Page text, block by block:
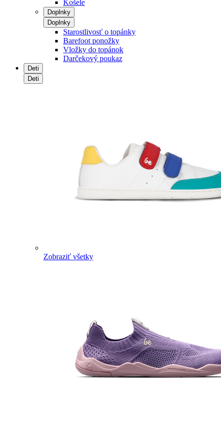
Košele
Doplnky
Doplnky
Starostlivosť o topánky
Barefoot ponožky
Vložky do topánok
Darčekový poukaz
Deti
Deti
Zobraziť všetky